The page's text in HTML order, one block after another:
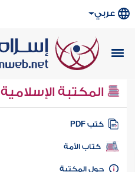
عربي
المكتبة الإسلامية
كتب PDF
كتاب الأمة